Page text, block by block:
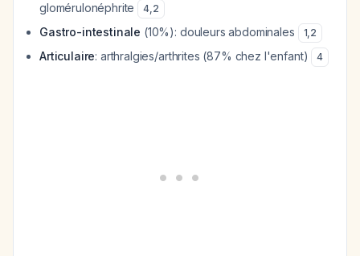
glomérulonéphrite
4,2
Gastro-intestinale (10%): douleurs abdominales 1,2
Articulaire: arthralgies/arthrites (87% chez l'enfant) 4